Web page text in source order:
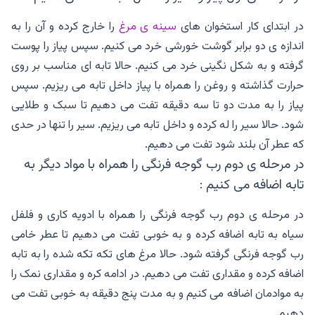
در ابتدای کار استخوان های سینه ی مرغ را خارج کرده و آن را به
اندازه ی دو برابر گوشت خورشی خرد می کنیم. سپس پیاز را پوست
گرفته و به شکل نگینی خرد می کنیم. حالا تابه ای مناسب بر روی
حرارت گذاشته و روغن را همراه با پیاز داخل تابه می ریزیم. سپس
پیاز را به مدت دو تا سه دقیقه تفت می دهیم تا سبک و طلایی
شود. حالا سیر را له کرده و داخل تابه می ریزیم. سیر را تنها در حدی
که عطر آن بلند شود تفت می دهیم.
در مرحله ی دوم رب گوجه فرنگی را همراه با مواد دیگر به
تابه اضافه می کنیم :
در مرحله ی دوم رب گوجه فرنگی را همراه با ادویه کاری و فلفل
سیاه به تابه اضافه کرده و به خوبی تفت می دهیم تا عطر خامی
رب گوجه فرنگی گرفته شود. حالا مرغ های تکه تکه شده را به تابه
اضافه کرده و مقداری تفت می دهیم. در ادامه کره و مقداری نمک را
به موادمان اضافه می کنیم و به مدت پنج دقیقه به خوبی تفت می